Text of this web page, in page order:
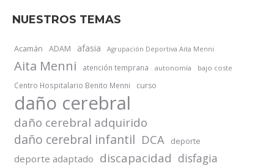
NUESTROS TEMAS
Acamán ADAM afasia Agrupación Deportiva Aita Menni
Aita Menni atención temprana autonomía bajo coste
Centro Hospitalario Benito Menni curso
daño cerebral
daño cerebral adquirido
daño cerebral infantil DCA deporte
deporte adaptado discapacidad disfagia